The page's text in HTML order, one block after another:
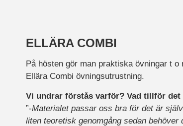
ELLÄRA COMBI
På hösten gör man praktiska övningar t
Ellära Combi övningsutrustning.
Vi undrar förstås varför? Vad tillför det
”-Materialet passar oss bra för det är
liten teoretisk genomgång sedan